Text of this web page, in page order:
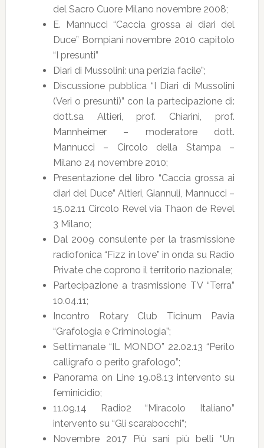
del Sacro Cuore Milano novembre 2008;
E. Mannucci “Caccia grossa ai diari del
Duce” Bompiani novembre 2010 capitolo
“I presunti”
Diari di Mussolini: una perizia facile”;
Discussione pubblica “I Diari di Mussolini
(Veri o presunti)” con la partecipazione di:
dott.sa Altieri, prof. Chiarini, prof.
Mannheimer – moderatore dott.
Mannucci – Circolo della Stampa –
Milano 24 novembre 2010;
Presentazione del libro “Caccia grossa ai
diari del Duce” Altieri, Giannuli, Mannucci –
15.02.11 Circolo Revel via Thaon de Revel
3 Milano;
Dal 2009 consulente per la trasmissione
radiofonica “Fizz in love” in onda su Radio
Private che coprono il territorio nazionale;
Partecipazione a trasmissione TV “Terra”
10.04.11;
Incontro Rotary Club Ticinum Pavia
“Grafologia e Criminologia”;
Settimanale “IL MONDO” 22.02.13 “Perito
calligrafo o perito grafologo”;
Panorama on Line 19.08.13 intervento su
feminicidio;
11.09.14 Radio2 “Miracolo Italiano”
intervento su “Gli scarabocchi”;
Novembre 2017 Più sani più belli “Un